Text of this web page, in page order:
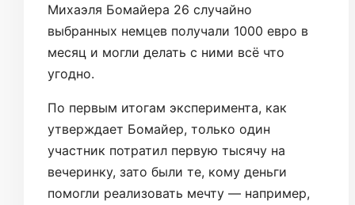
Михаэля Бомайера 26 случайно
выбранных немцев получали 1000 евро в
месяц и могли делать с ними всё что
угодно.
По первым итогам эксперимента, как
утверждает Бомайер, только один
участник потратил первую тысячу на
вечеринку, зато были те, кому деньги
помогли реализовать мечту — например,